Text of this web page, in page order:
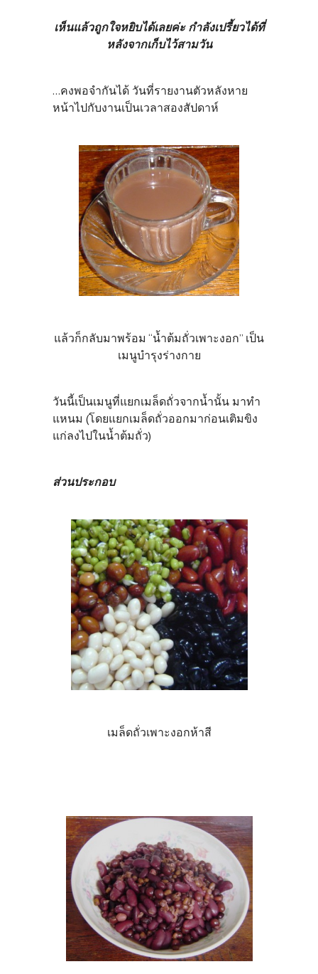
เห็นแล้วถูกใจหยิบได้เลยค่ะ กำลังเปรี้ยวได้ที่
หลังจากเก็บไว้สามวัน
...คงพอจำกันได้ วันที่รายงานตัวหลังหาย
หน้าไปกับงานเป็นเวลาสองสัปดาห์
แล้วก็กลับมาพร้อม “น้ำต้มถั่วเพาะงอก” เป็น
เมนูบำรุงร่างกาย
วันนี้เป็นเมนูที่แยกเมล็ดถั่วจากน้ำนั้น มาทำ
แหนม (โดยแยกเมล็ดถั่วออกมาก่อนเติมขิง
แก่ลงไปในน้ำต้มถั่ว)
ส่วนประกอบ
เมล็ดถั่วเพาะงอกห้าสี